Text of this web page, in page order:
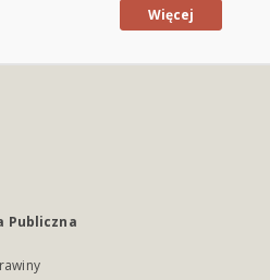
Więcej
Publiczna